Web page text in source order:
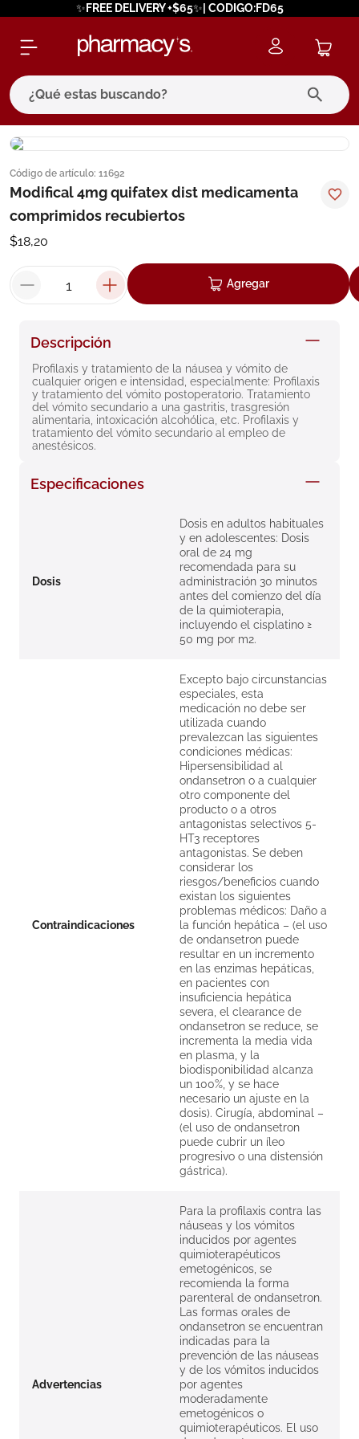
✨FREE DELIVERY +$65✨| CODIGO:FD65
¿Qué estas buscando?
Código de artículo: 11692
Modifical 4mg quifatex dist medicamenta
comprimidos recubiertos
$18,20
Agregar
Descripción
Profilaxis y tratamiento de la náusea y vómito de
cualquier origen e intensidad, especialmente: Profilaxis
y tratamiento del vómito postoperatorio. Tratamiento
del vómito secundario a una gastritis, trasgresión
alimentaria, intoxicación alcohólica, etc. Profilaxis y
tratamiento del vómito secundario al empleo de
anestésicos.
Especificaciones
Dosis
Dosis en adultos habituales
y en adolescentes: Dosis
oral de 24 mg
recomendada para su
administración 30 minutos
antes del comienzo del día
de la quimioterapia,
incluyendo el cisplatino ≥
50 mg por m2.
Contraindicaciones
Excepto bajo circunstancias
especiales, esta
medicación no debe ser
utilizada cuando
prevalezcan las siguientes
condiciones médicas:
Hipersensibilidad al
ondansetron o a cualquier
otro componente del
producto o a otros
antagonistas selectivos 5-
HT3 receptores
antagonistas. Se deben
considerar los
riesgos/beneficios cuando
existan los siguientes
problemas médicos: Daño a
la función hepática – (el uso
de ondansetron puede
resultar en un incremento
en las enzimas hepáticas,
en pacientes con
insuficiencia hepática
severa, el clearance de
ondansetron se reduce, se
incrementa la media vida
en plasma, y la
biodisponibilidad alcanza
un 100%, y se hace
necesario un ajuste en la
dosis). Cirugía, abdominal –
(el uso de ondansetron
puede cubrir un íleo
progresivo o una distensión
gástrica).
Advertencias
Para la profilaxis contra las
náuseas y los vómitos
inducidos por agentes
quimioterapéuticos
emetogénicos, se
recomienda la forma
parenteral de ondansetron.
Las formas orales de
ondansetron se encuentran
indicadas para la
prevención de las náuseas
y de los vómitos inducidos
por agentes
moderadamente
emetogénicos o
quimioterapéuticos. El uso
términos más buscados
1. eucerin
cerave
7. degraler
8. roche posay
9. isdin
10.pañales